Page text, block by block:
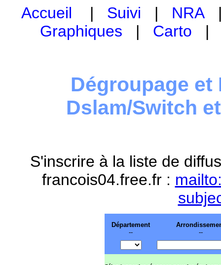
Accueil | Suivi | NRA
Graphiques | Carto
Dégroupage et
Dslam/Switch
S'inscrire à la liste de
francois04.free.fr :
Département
--
--